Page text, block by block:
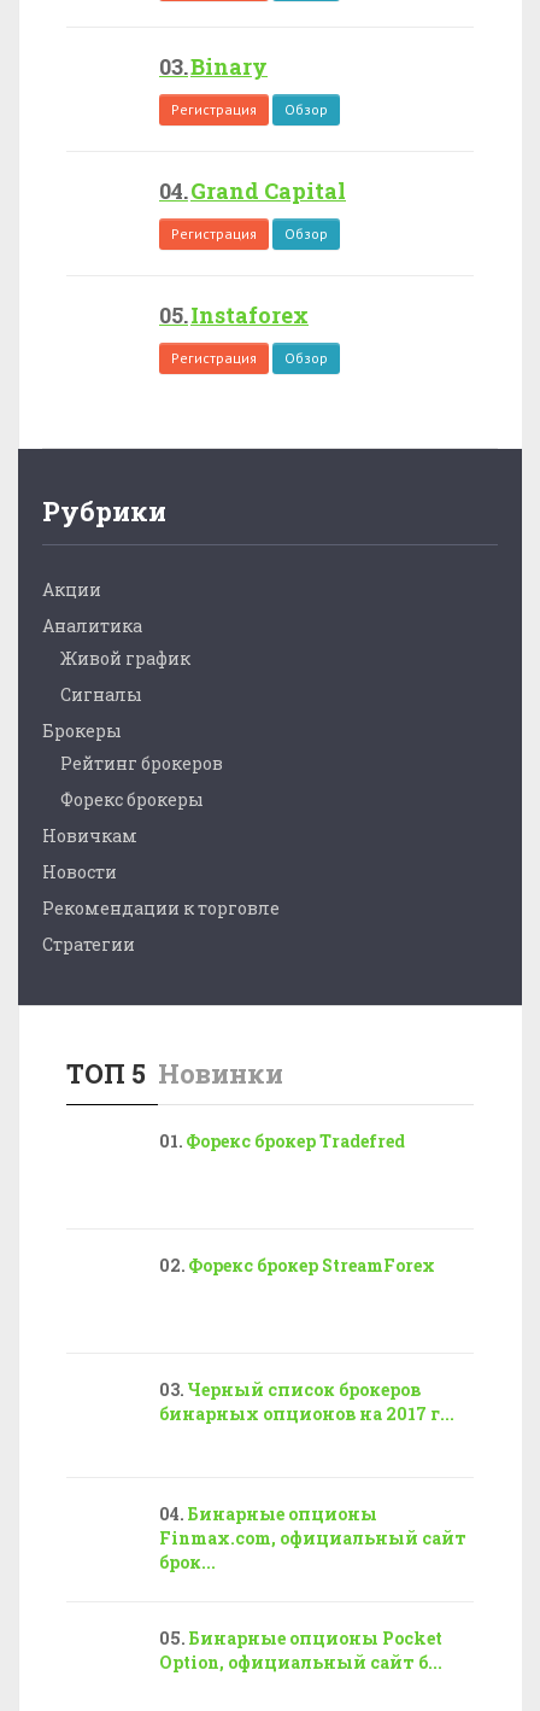
Binary
Регистрация Обзор
Grand Capital
Регистрация Обзор
Instaforex
Регистрация Обзор
Рубрики
Акции
Аналитика
Живой график
Сигналы
Брокеры
Рейтинг брокеров
Форекс брокеры
Новичкам
Новости
Рекомендации к торговле
Стратегии
ТОП 5 Новинки
Форекс брокер Tradefred
Форекс брокер StreamForex
Черный список брокеров
бинарных опционов на 2017 г...
Бинарные опционы
Finmax.com, официальный сайт
брок...
Бинарные опционы Pocket
Option, официальный сайт б...